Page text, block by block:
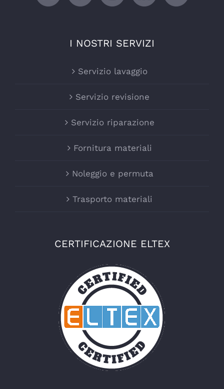
I NOSTRI SERVIZI
Servizio lavaggio
Servizio revisione
Servizio riparazione
Fornitura materiali
Noleggio e permuta
Trasporto materiali
CERTIFICAZIONE ELTEX